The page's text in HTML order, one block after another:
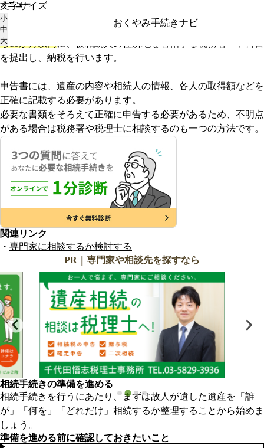
おくやみ手続きナビ
文字サイズ
小
中
大
メニュー
トップ 相続手続きを行う
相続税を申告する
相続税の申告が必要な場合は、相続の開始を知った日の翌日か
ら10か月以内
を提出し、納税を行います。
申告書には、遺産の内容や相続人の情報、各人の取得額などを
正確に記載する必要があります。
必要な書類をそろえて正確に申告する必要があるため、不明点
がある場合は税務署や税理士に相談するのも一つの方法です。
関連リンク
専門家に相談するか検討する
PR｜専門家や相談先を探すなら
相続手続きの準備を進める
相続手続きを行うにあたり、まずは故人が遺した遺産を「誰
が」「何を」「どれだけ」相続するか整理することから始めま
しょう。
準備を進める前に確認しておきたいこと